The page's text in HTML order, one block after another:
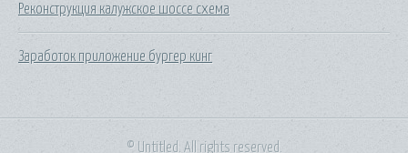
Реконструкция калужское шоссе схема
Заработок приложение бургер кинг
© Untitled. All rights reserved.